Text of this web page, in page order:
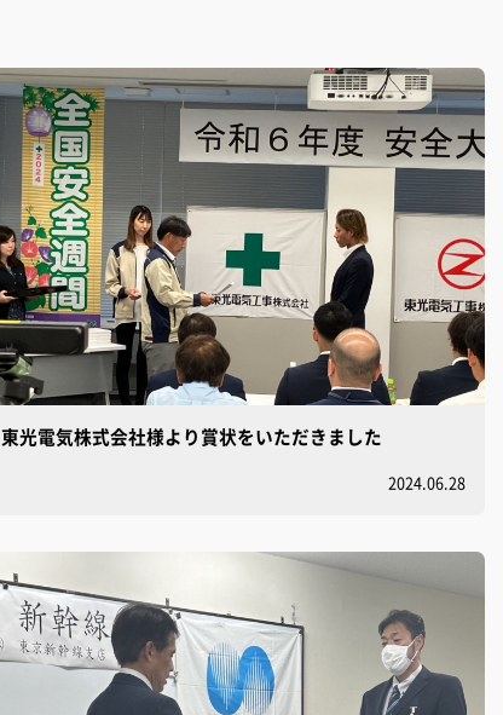
東光電気株式会社様より賞状をいただきました
2024.06.28